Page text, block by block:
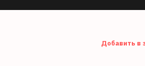
Добавить в